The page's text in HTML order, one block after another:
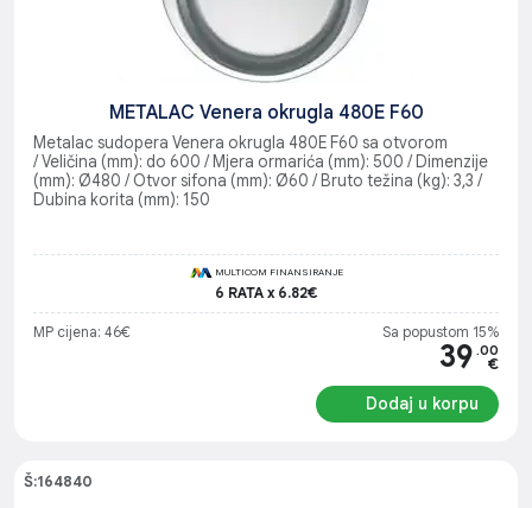
METALAC Venera okrugla 480E F60
Metalac sudopera Venera okrugla 480E F60 sa otvorom
/ Veličina (mm): do 600 / Mjera ormarića (mm): 500 / Dimenzije
(mm): Ø480 / Otvor sifona (mm): Ø60 / Bruto težina (kg): 3,3 /
Dubina korita (mm): 150
MULTICOM FINANSIRANJE
6 RATA x 6.82€
MP cijena: 46€ Sa popustom 15%
39 .00
€
Dodaj u korpu
Š:164840